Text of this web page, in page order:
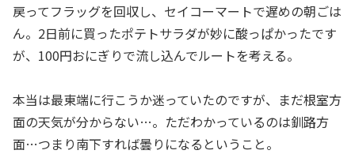
戻ってフラッグを回収し、セイコーマートで遅めの朝ごは
ん。2日前に買ったポテトサラダが妙に酸っぱかったです
が、100円おにぎりで流し込んでルートを考える。
本当は最東端に行こうか迷っていたのですが、まだ根室方
面の天気が分からない…。ただわかっているのは釧路方
面…つまり南下すれば曇りになるということ。